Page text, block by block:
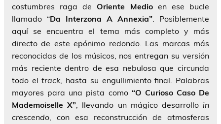
costumbres raga deOriente Medioen ese bucle
llamado “Da Interzona A Annexia”. Posiblemente
aquí se encuentra el tema más completo y más
directo de este epónimo redondo. Las marcas más
reconocidas de los músicos, nos entregan su versión
más reciente dentro de esa nebulosa que circunda
todo eltrack, hasta su engullimiento final. Palabras
mayores para una pista como “O Curioso Caso De
Mademoiselle X”, llevando un mágico desarrollo in
crescendo, con esa reconstrucción de atmosferas